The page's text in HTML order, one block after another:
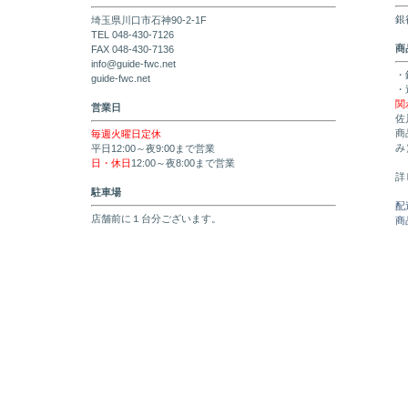
埼玉県川口市石神90-2-1F
TEL 048-430-7126
FAX 048-430-7136
info@guide-fwc.net
guide-fwc.net
営業日
毎週火曜日定休
平日12:00～夜9:00まで営業
日・休日 12:00～夜8:00まで営業
駐車場
店舗前に１台分ございます。
銀
商
関
佐
商
み
詳
配
商